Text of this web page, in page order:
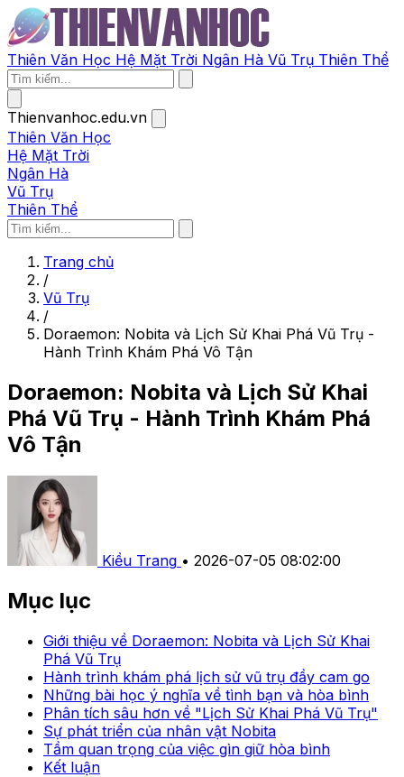
Thiên Văn Học Hệ Mặt Trời Ngân Hà Vũ Trụ Thiên Thể
Thienvanhoc.edu.vn
Thiên Văn Học
Hệ Mặt Trời
Ngân Hà
Vũ Trụ
Thiên Thể
Trang chủ
/
Vũ Trụ
/
Doraemon: Nobita và Lịch Sử Khai Phá Vũ Trụ -
Hành Trình Khám Phá Vô Tận
Doraemon: Nobita và Lịch Sử Khai
Phá Vũ Trụ - Hành Trình Khám Phá
Vô Tận
Kiều Trang • 2026-07-05 08:02:00
Mục lục
Giới thiệu về Doraemon: Nobita và Lịch Sử Khai
Phá Vũ Trụ
Hành trình khám phá lịch sử vũ trụ đầy cam go
Những bài học ý nghĩa về tình bạn và hòa bình
Phân tích sâu hơn về "Lịch Sử Khai Phá Vũ Trụ"
Sự phát triển của nhân vật Nobita
Tầm quan trọng của việc gìn giữ hòa bình
Kết luận